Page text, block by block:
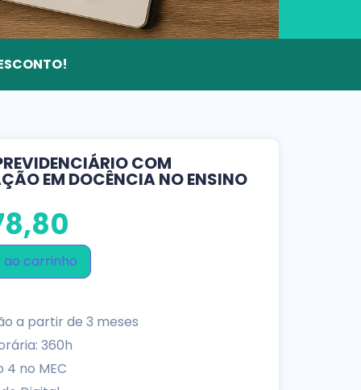
COM
EM DOCÊNCIA NO ENSINO
ao carrinho
a partir de 3 meses
360h
no MEC